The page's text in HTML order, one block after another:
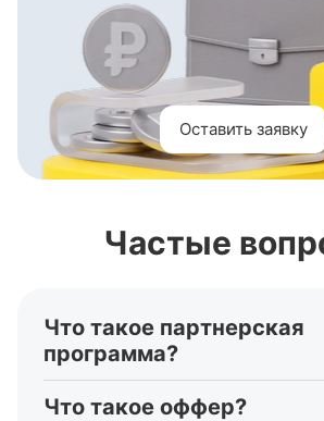
Оставить заявку
Частые
Что такое партнерская
программа?
клиентов рекламодателю, а он платит
Что такое оффер?